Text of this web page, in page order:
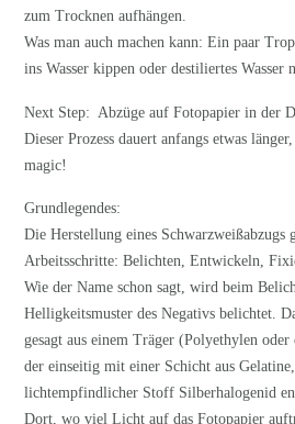
zum Trocknen aufhängen.
Was man auch machen kann: Ein paar
ins Wasser kippen oder destiliertes Wasser
Next Step: Abzüge auf Fotopapier in der
Dieser Prozess dauert anfangs etwas
magic!
Grundlegendes:
Die Herstellung eines Schwarzweißabzugs
Arbeitsschritte: Belichten, Entwickeln,
Wie der Name schon sagt, wird beim
Helligkeitsmuster des Negativs belichtet.
gesagt aus einem Träger (Polyethylen oder
der einseitig mit einer Schicht aus
lichtempfindlicher Stoff Silberhalogenid
Dort, wo viel Licht auf das Fotopapier